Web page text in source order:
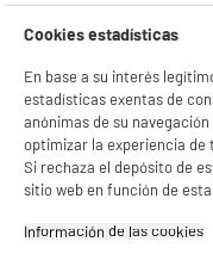
Cookies estadísticas
En base a su interés
estadísticas exentas de
anónimas de su
optimizar la experiencia
Si rechaza el depósito de
sitio web en función de
Información de las cookies‎